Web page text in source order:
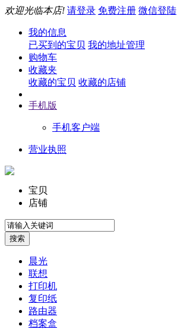
欢迎光临本店! 请登录 免费注册 微信登陆
我的信息
已买到的宝贝 我的地址管理
购物车
收藏夹
收藏的宝贝 收藏的店铺
手机版
手机客户端
营业执照
宝贝
店铺
晨光
联想
打印机
复印纸
路由器
档案盒